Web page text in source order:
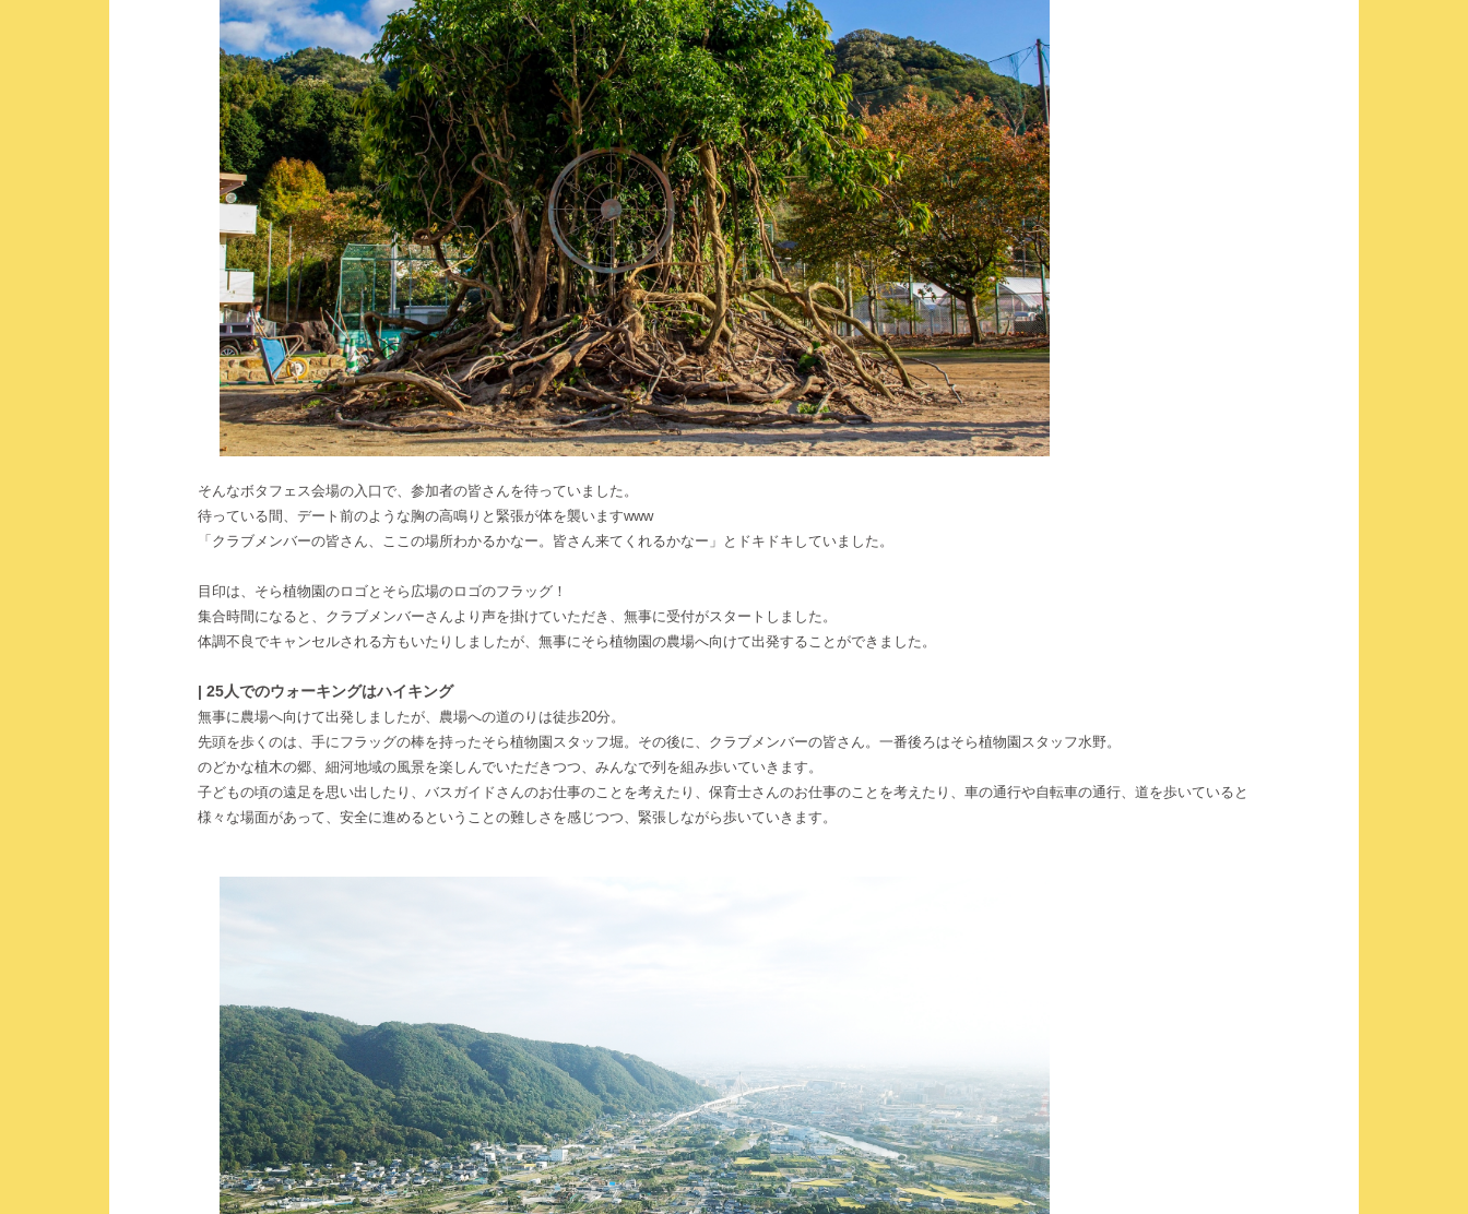
そんなボタフェス会場の入口で、参加者の皆さんを待っていました。
待っている間、デート前のような胸の高鳴りと緊張が体を襲いますwww
「クラブメンバーの皆さん、ここの場所わかるかなー。皆さん来てくれるかなー」とドキドキしていました。
目印は、そら植物園のロゴとそら広場のロゴのフラッグ！
集合時間になると、クラブメンバーさんより声を掛けていただき、無事に受付がスタートしました。
体調不良でキャンセルされる方もいたりしましたが、無事にそら植物園の農場へ向けて出発することができました。
| 25人でのウォーキングはハイキング
無事に農場へ向けて出発しましたが、農場への道のりは徒歩20分。
先頭を歩くのは、手にフラッグの棒を持ったそら植物園スタッフ堀。その後に、クラブメンバーの皆さん。一番後ろはそら植物園スタッフ水野。
のどかな植木の郷、細河地域の風景を楽しんでいただきつつ、みんなで列を組み歩いていきます。
子どもの頃の遠足を思い出したり、バスガイドさんのお仕事のことを考えたり、保育士さんのお仕事のことを考えたり、車の通行や自転車の通行、道を歩いていると
様々な場面があって、安全に進めるということの難しさを感じつつ、緊張しながら歩いていきます。